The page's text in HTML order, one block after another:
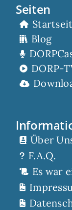
Seiten
Blog
DORP-
Über
F.A.Q.
Es war